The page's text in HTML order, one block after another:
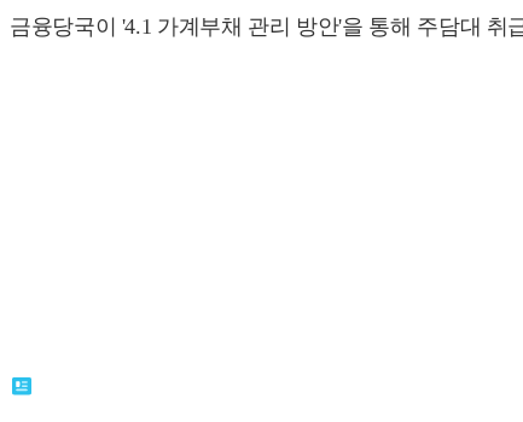
금융당국이 '4.1 가계부채 관리 방안'을 통해 주담대